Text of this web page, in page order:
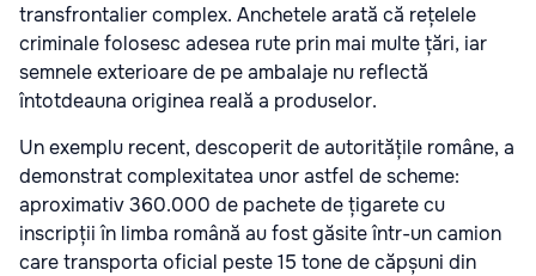
transfrontalier complex. Anchetele arată că rețelele
criminale folosesc adesea rute prin mai multe țări, iar
semnele exterioare de pe ambalaje nu reflectă
întotdeauna originea reală a produselor.
Un exemplu recent, descoperit de autoritățile române, a
demonstrat complexitatea unor astfel de scheme:
aproximativ 360.000 de pachete de țigarete cu
inscripții în limba română au fost găsite într-un camion
care transporta oficial peste 15 tone de căpșuni din